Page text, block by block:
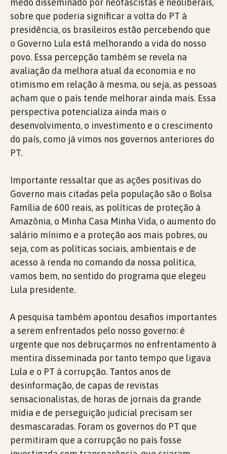
medo disseminado por neofascistas e neoliberais,
sobre que poderia significar a volta do PT à
presidência, os brasileiros estão percebendo que
o Governo Lula está melhorando a vida do nosso
povo. Essa percepção também se revela na
avaliação da melhora atual da economia e no
otimismo em relação à mesma, ou seja, as pessoas
acham que o país tende melhorar ainda mais. Essa
perspectiva potencializa ainda mais o
desenvolvimento, o investimento e o crescimento
do país, como já vimos nos governos anteriores do
PT.
Importante ressaltar que as ações positivas do
Governo mais citadas pela população são o Bolsa
Família de 600 reais, as políticas de proteção à
Amazônia, o Minha Casa Minha Vida, o aumento do
salário mínimo e a proteção aos mais pobres, ou
seja, com as políticas sociais, ambientais e de
acesso à renda no comando da nossa política,
vamos bem, no sentido do programa que elegeu
Lula presidente.
A pesquisa também apontou desafios importantes
a serem enfrentados pelo nosso governo: é
urgente que nos debruçarmos no enfrentamento à
mentira disseminada por tanto tempo que ligava
Lula e o PT à corrupção. Tantos anos de
desinformação, de capas de revistas
sensacionalistas, de horas de jornais da grande
mídia e de perseguição judicial precisam ser
desmascaradas. Foram os governos do PT que
permitiram que a corrupção no país fosse